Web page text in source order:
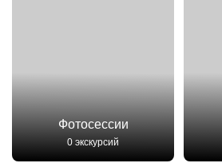
Фотосессии
0 экскурсий